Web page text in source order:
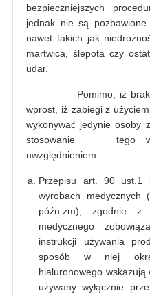
bezpieczniejszych
jednak nie są pozbawione
nawet takich jak
martwica, ślepota czy
udar.
Pomimo, iż brak jest
wprost, iż zabiegi z
wykonywać jedynie osoby
stosowanie tego
uwzględnieniem :
Przepisu art. 90
wyrobach
późn.zm), zgodnie z
medycznego
instrukcji używania
sposób w niej
hialuronowego
używany wyłącznie